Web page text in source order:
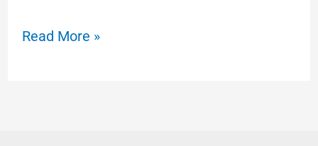
Security
Read More »